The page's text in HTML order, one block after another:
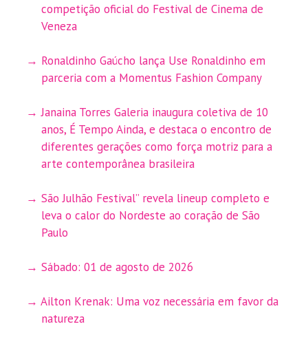
competição oficial do Festival de Cinema de
Veneza
Ronaldinho Gaúcho lança Use Ronaldinho em
parceria com a Momentus Fashion Company
Janaina Torres Galeria inaugura coletiva de 10
anos, É Tempo Ainda, e destaca o encontro de
diferentes gerações como força motriz para a
arte contemporânea brasileira
São Julhão Festival” revela lineup completo e
leva o calor do Nordeste ao coração de São
Paulo
Sábado: 01 de agosto de 2026
Ailton Krenak: Uma voz necessária em favor da
natureza